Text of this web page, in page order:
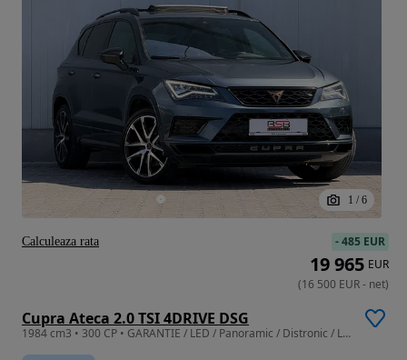
1 / 6
Cupra Ateca 2.0 TSI 4DRIVE DSG
1984 cm3 • 300 CP • GARANTIE / LED / Panoramic / Distronic / Lane / Side / Camere 360 / 19
-485 EUR
19 965 EUR
(16 500 EUR- net)
Calculeaza rata